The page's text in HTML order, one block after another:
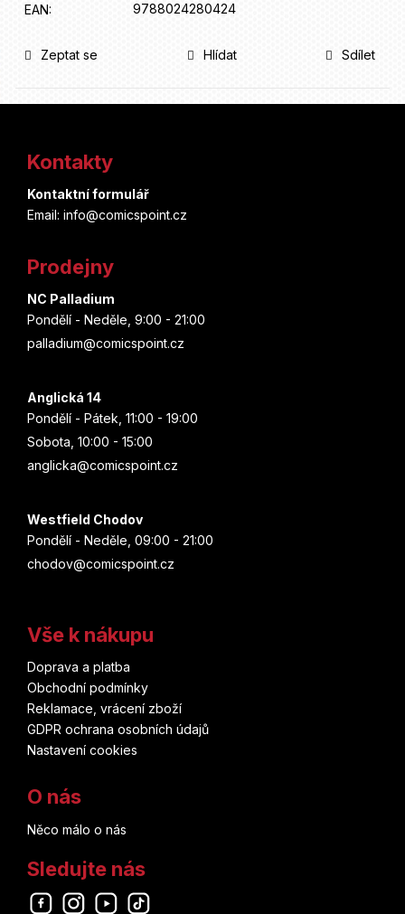
EAN: 9788024280424
Zeptat se Hlídat Sdílet
Kontakty
Kontaktní formulář
Email: info@comicspoint.cz
Prodejny
NC Palladium
Pondělí - Neděle, 9:00 - 21:00
palladium@comicspoint.cz
Anglická 14
Pondělí - Pátek, 11:00 - 19:00
Sobota, 10:00 - 15:00
anglicka@comicspoint.cz
Westfield Chodov
Pondělí - Neděle, 09:00 - 21:00
chodov@comicspoint.cz
Vše k nákupu
Doprava a platba
Obchodní podmínky
Reklamace, vrácení zboží
GDPR ochrana osobních údajů
Nastavení cookies
O nás
Něco málo o nás
Sledujte nás